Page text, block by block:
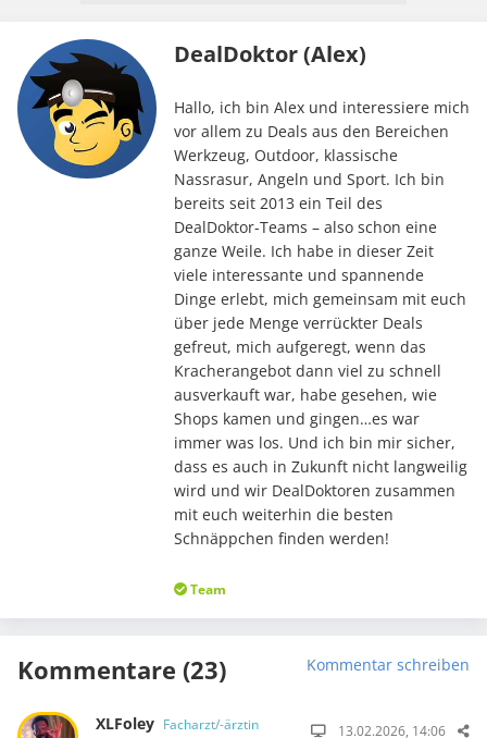
DealDoktor (Alex)
Hallo, ich bin Alex und interessiere mich
vor allem zu Deals aus den Bereichen
Werkzeug, Outdoor, klassische
Nassrasur, Angeln und Sport. Ich bin
bereits seit 2013 ein Teil des
DealDoktor-Teams – also schon eine
ganze Weile. Ich habe in dieser Zeit
viele interessante und spannende
Dinge erlebt, mich gemeinsam mit euch
über jede Menge verrückter Deals
gefreut, mich aufgeregt, wenn das
Kracherangebot dann viel zu schnell
ausverkauft war, habe gesehen, wie
Shops kamen und gingen…es war
immer was los. Und ich bin mir sicher,
dass es auch in Zukunft nicht langweilig
wird und wir DealDoktoren zusammen
mit euch weiterhin die besten
Schnäppchen finden werden!
Team
Kommentare (23) Kommentar schreiben
XLFoley Facharzt/-ärztin 13.02.2026, 14:06